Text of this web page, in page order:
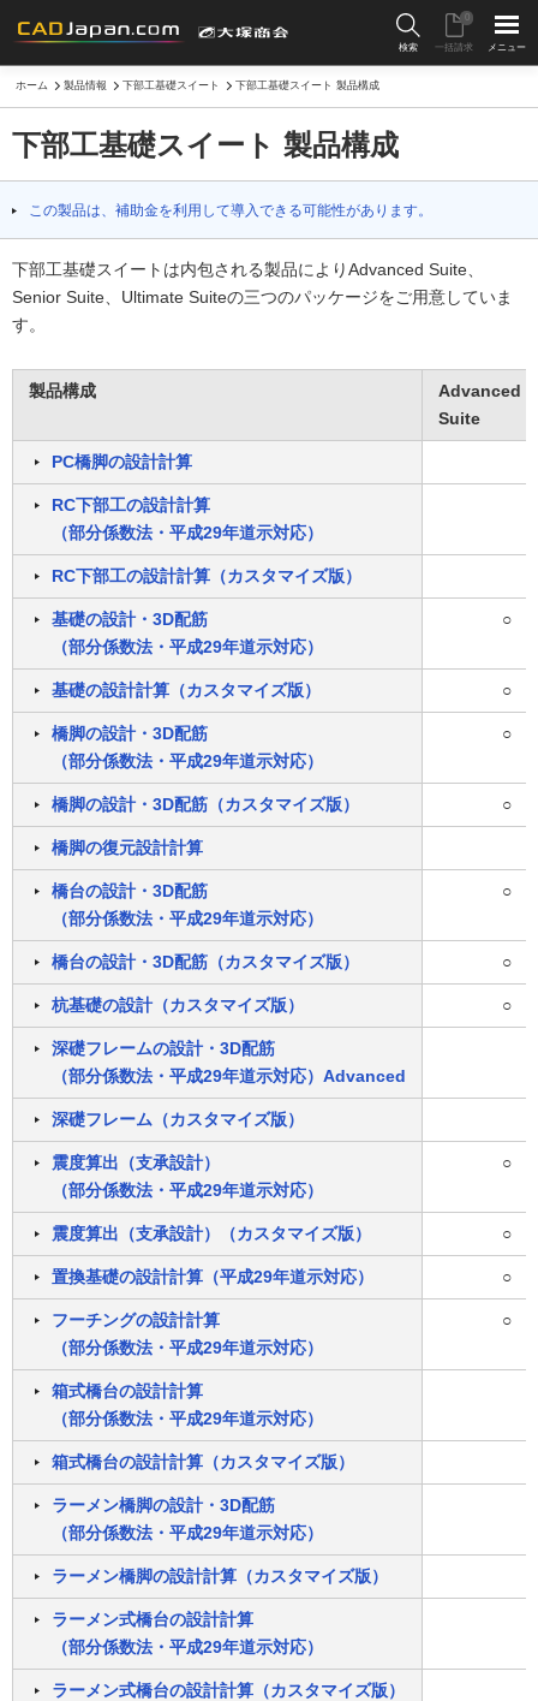
検索 一括請求
0
メニュー
ホーム 製品情報 下部工基礎スイート 下部工基礎スイート 製品構成
下部工基礎スイート 製品構成
この製品は、補助金を利用して導入できる可能性があります。
下部工基礎スイートは内包される製品によりAdvanced Suite、
Senior Suite、Ultimate Suiteの三つのパッケージをご用意していま
す。
製品構成
Advanced
Suite
PC橋脚の設計計算
RC下部工の設計計算
（部分係数法・平成29年道示対応）
RC下部工の設計計算（カスタマイズ版）
基礎の設計・3D配筋
（部分係数法・平成29年道示対応）
○
基礎の設計計算（カスタマイズ版） ○
橋脚の設計・3D配筋
（部分係数法・平成29年道示対応）
○
橋脚の設計・3D配筋（カスタマイズ版） ○
橋脚の復元設計計算
橋台の設計・3D配筋
（部分係数法・平成29年道示対応）
○
橋台の設計・3D配筋（カスタマイズ版） ○
杭基礎の設計（カスタマイズ版） ○
深礎フレームの設計・3D配筋
（部分係数法・平成29年道示対応）Advanced
深礎フレーム（カスタマイズ版）
震度算出（支承設計）
（部分係数法・平成29年道示対応）
○
震度算出（支承設計）（カスタマイズ版） ○
置換基礎の設計計算（平成29年道示対応） ○
フーチングの設計計算
（部分係数法・平成29年道示対応）
○
箱式橋台の設計計算
（部分係数法・平成29年道示対応）
箱式橋台の設計計算（カスタマイズ版）
ラーメン橋脚の設計・3D配筋
（部分係数法・平成29年道示対応）
ラーメン橋脚の設計計算（カスタマイズ版）
ラーメン式橋台の設計計算
（部分係数法・平成29年道示対応）
ラーメン式橋台の設計計算（カスタマイズ版）